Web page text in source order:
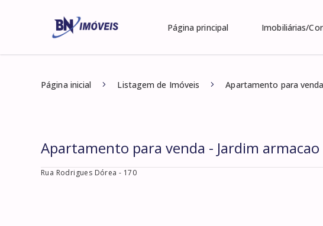
Página principal Imobiliárias/
Página inicial Listagem de Imóveis Apartamento para
Apartamento para venda - Jardim armacao
Rua Rodrigues Dórea - 170